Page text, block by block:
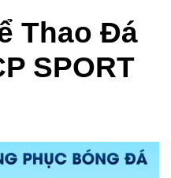
Thao Đá
SPORT